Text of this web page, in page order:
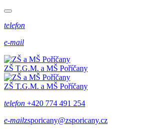
telefon
e-mail
ZŠ T.G.M. a MŠ Poříčany
ZŠ T.G.M. a MŠ Poříčany
telefon +420 774 491 254
e-mailzsporicany@zsporicany.cz